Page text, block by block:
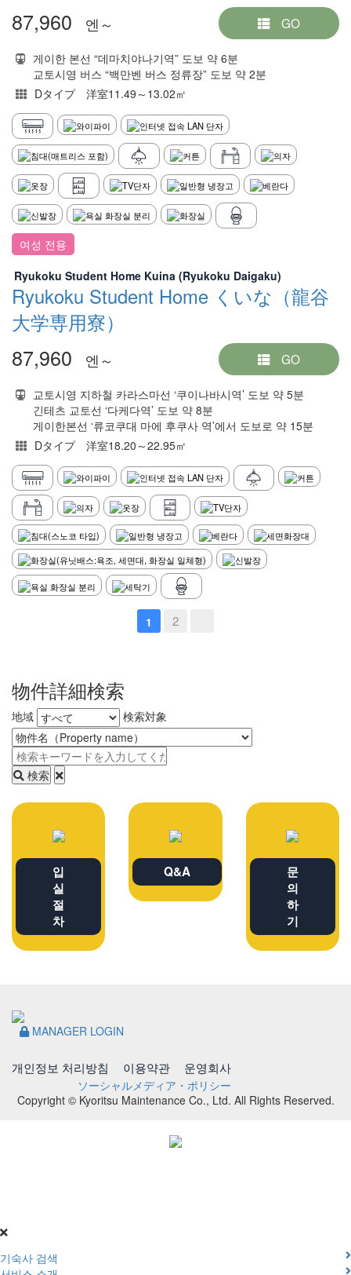
87,960 엔～ GO
게이한 본선 “데마치야나기역” 도보 약 6분
교토시영 버스 “백만벤 버스 정류장” 도보 약 2분
Dタイプ 洋室11.49～13.02㎡
여성 전용
Ryukoku Student Home Kuina (Ryukoku Daigaku)
Ryukoku Student Home くいな（龍谷
大学専用寮）
87,960 엔～ GO
교토시영 지하철 카라스마선 ‘쿠이나바시역’ 도보 약 5분
긴테츠 교토선 ‘다케다역’ 도보 약 8분
게이한본선 ‘류코쿠대 마에 후쿠사 역’에서 도보로 약 15분
Dタイプ 洋室18.20～22.95㎡
1 2
物件詳細検索
地域 検索対象
検索
입
실
절
차
Q&A
문
의
하
기
MANAGER LOGIN
개인정보 처리방침 이용약관 운영회사
ソーシャルメディア・ポリシー
Copyright © Kyoritsu Maintenance Co., Ltd. All Rights Reserved.
기숙사 검색